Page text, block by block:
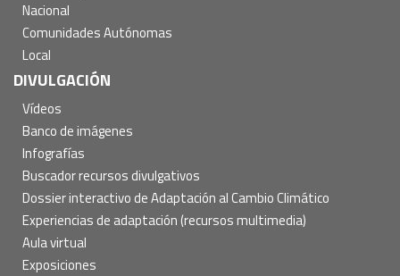
Nacional
Comunidades Autónomas
Local
DIVULGACIÓN
Vídeos
Banco de imágenes
Infografías
Buscador recursos divulgativos
Dossier interactivo de Adaptación al Cambio Climático
Experiencias de adaptación (recursos multimedia)
Aula virtual
Exposiciones